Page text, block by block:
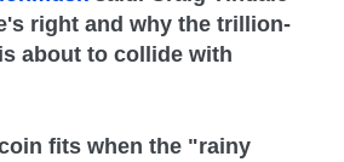
right and why the trillion-
about to collide with
fits when the "rainy